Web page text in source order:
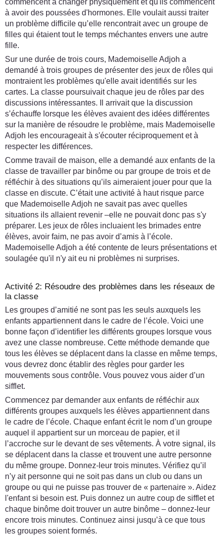
commencent à changer physiquement et qu'ils commencent
à avoir des poussées d'hormones. Elle voulait aussi traiter
un problème difficile qu’elle rencontrait avec un groupe de
filles qui étaient tout le temps méchantes envers une autre
fille.
Sur une durée de trois cours, Mademoiselle Adjoh a
demandé à trois groupes de présenter des jeux de rôles qui
montraient les problèmes qu'elle avait identifiés sur les
cartes. La classe poursuivait chaque jeu de rôles par des
discussions intéressantes. Il arrivait que la discussion
s’échauffe lorsque les élèves avaient des idées différentes
sur la manière de résoudre le problème, mais Mademoiselle
Adjoh les encourageait à s'écouter réciproquement et à
respecter les différences.
Comme travail de maison, elle a demandé aux enfants de la
classe de travailler par binôme ou par groupe de trois et de
réfléchir à des situations qu’ils aimeraient jouer pour que la
classe en discute. C’était une activité à haut risque parce
que Mademoiselle Adjoh ne savait pas avec quelles
situations ils allaient revenir –elle ne pouvait donc pas s'y
préparer. Les jeux de rôles incluaient les brimades entre
élèves, avoir faim, ne pas avoir d’amis à l’école.
Mademoiselle Adjoh a été contente de leurs présentations et
soulagée qu'il n'y ait eu ni problèmes ni surprises.
Activité 2: Résoudre des problèmes dans les réseaux de
la classe
Les groupes d’amitié ne sont pas les seuls auxquels les
enfants appartiennent dans le cadre de l’école. Voici une
bonne façon d’identifier les différents groupes lorsque vous
avez une classe nombreuse. Cette méthode demande que
tous les élèves se déplacent dans la classe en même temps,
vous devrez donc établir des règles pour garder les
mouvements sous contrôle. Vous pouvez vous aider d’un
sifflet.
Commencez par demander aux enfants de réfléchir aux
différents groupes auxquels les élèves appartiennent dans
le cadre de l’école. Chaque enfant écrit le nom d’un groupe
auquel il appartient sur un morceau de papier, et il
l’accroche sur le devant de ses vêtements. À votre signal, ils
se déplacent dans la classe et trouvent une autre personne
du même groupe. Donnez-leur trois minutes. Vérifiez qu’il
n’y ait personne qui ne soit pas dans un club ou dans un
groupe ou qui ne puisse pas trouver de « partenaire ». Aidez
l'enfant si besoin est. Puis donnez un autre coup de sifflet et
chaque binôme doit trouver un autre binôme – donnez-leur
encore trois minutes. Continuez ainsi jusqu’à ce que tous
les groupes soient formés.